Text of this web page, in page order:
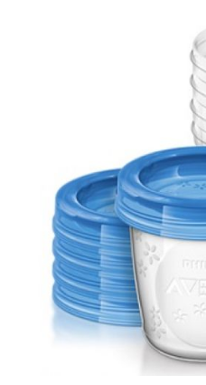
Drenanti e Pancia
solo